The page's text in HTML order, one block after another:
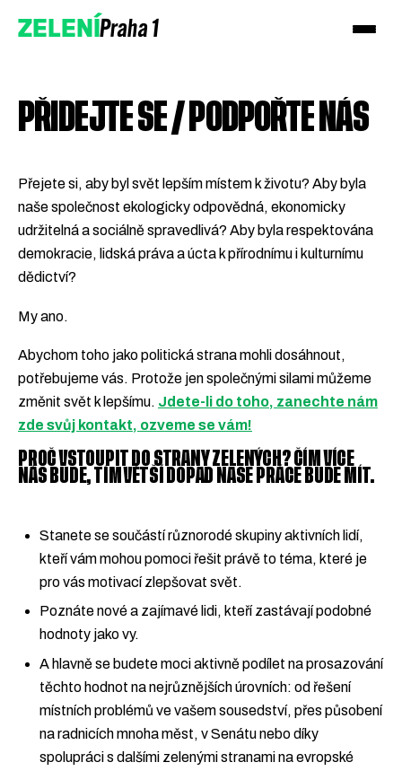
ZELENÍPraha 1
Podpořte nás
PŘIDEJTE SE / PODPOŘTE NÁS
Přejete si, aby byl svět lepším místem k životu? Aby byla
naše společnost ekologicky odpovědná, ekonomicky
udržitelná a sociálně spravedlivá? Aby byla respektována
demokracie, lidská práva a úcta k přírodnímu i kulturnímu
dědictví?
My ano.
Abychom toho jako politická strana mohli dosáhnout,
potřebujeme vás. Protože jen společnými silami můžeme
změnit svět k lepšímu. Jdete-li do toho, zanechte nám
zde svůj kontakt, ozveme se vám!
PROČ VSTOUPIT DO STRANY ZELENÝCH? ČÍM VÍCE
NÁS BUDE, TÍM VĚTŠÍ DOPAD NAŠE PRÁCE BUDE MÍT.
Stanete se součástí různorodé skupiny aktivních lidí,
kteří vám mohou pomoci řešit právě to téma, které je
pro vás motivací zlepšovat svět.
Poznáte nové a zajímavé lidi, kteří zastávají podobné
hodnoty jako vy.
A hlavně se budete moci aktivně podílet na prosazování
těchto hodnot na nejrůznějších úrovních: od řešení
místních problémů ve vašem sousedství, přes působení
na radnicích mnoha měst, v Senátu nebo díky
spolupráci s dalšími zelenými stranami na evropské